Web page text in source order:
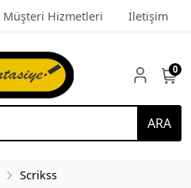
Müşteri Hizmetleri İletişim
ARA
0
Scrikss